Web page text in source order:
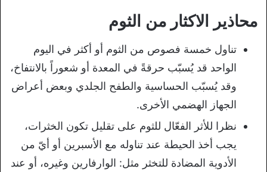
محاذير الاكثار من الثوم
تناول خمسة فصوص من الثوم أو أكثر في اليوم
الواحد قد يُسبّب حرقةً في المعدة أو شعوراً بالانتفاخ،
وقد يُسبّب الحساسية والطفح الجلدي وبعض أعراض
الجهاز الهضمي الأخرى.
نظرا للأثر الفعّال للثوم على تقليل تكون الخثرات،
يجب أخذ الحيطة عند تناوله مع الأسبرين أو أيّ من
الأدوية المضادة للتخثر مثل: الوارفارين وغيره، أو عند